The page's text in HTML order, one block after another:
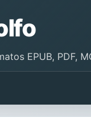
EPUB, PDF,